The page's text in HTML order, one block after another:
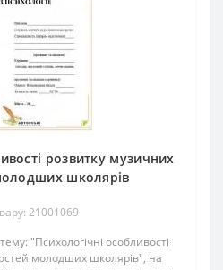
розвитку музичних
школярів
21001069
"Психологічні особливості
молодших школярів", на